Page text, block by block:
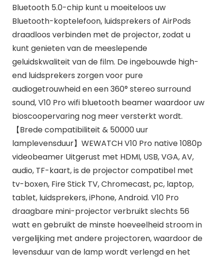
Bluetooth 5.0-chip kunt u moeiteloos uw
Bluetooth-koptelefoon, luidsprekers of AirPods
draadloos verbinden met de projector, zodat u
kunt genieten van de meeslepende
geluidskwaliteit van de film. De ingebouwde high-
end luidsprekers zorgen voor pure
audiogetrouwheid en een 360° stereo surround
sound, V10 Pro wifi bluetooth beamer waardoor uw
bioscoopervaring nog meer versterkt wordt.
【Brede compatibiliteit & 50000 uur
lamplevensduur】​​WEWATCH V10 Pro native 1080p
videobeamer Uitgerust met HDMI, USB, VGA, AV,
audio, TF-kaart, is de projector compatibel met
tv-boxen, Fire Stick TV, Chromecast, pc, laptop,
tablet, luidsprekers, iPhone, Android. V10 Pro
draagbare mini-projector verbruikt slechts 56
watt en gebruikt de minste hoeveelheid stroom in
vergelijking met andere projectoren, waardoor de
levensduur van de lamp wordt verlengd en het